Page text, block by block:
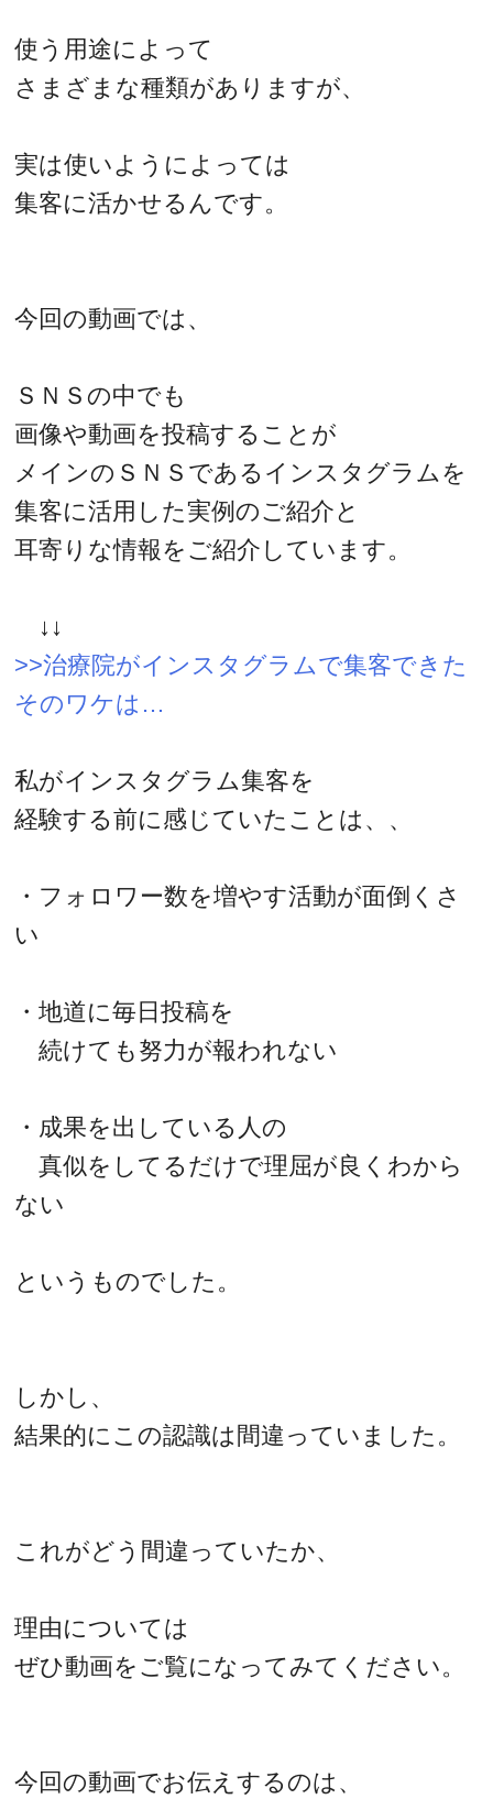
使う用途によって
さまざまな種類がありますが、
実は使いようによっては
集客に活かせるんです。
今回の動画では、
ＳＮＳの中でも
画像や動画を投稿することが
メインのＳＮＳであるインスタグラムを
集客に活用した実例のご紹介と
耳寄りな情報をご紹介しています。
↓↓
>>治療院がインスタグラムで集客できた
そのワケは…
私がインスタグラム集客を
経験する前に感じていたことは、、
・フォロワー数を増やす活動が面倒くさ
い
・地道に毎日投稿を
続けても努力が報われない
・成果を出している人の
真似をしてるだけで理屈が良くわから
ない
というものでした。
しかし、
結果的にこの認識は間違っていました。
これがどう間違っていたか、
理由については
ぜひ動画をご覧になってみてください。
今回の動画でお伝えするのは、